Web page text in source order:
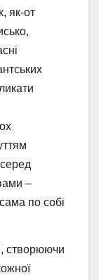
як-от
–
по собі
створюючи